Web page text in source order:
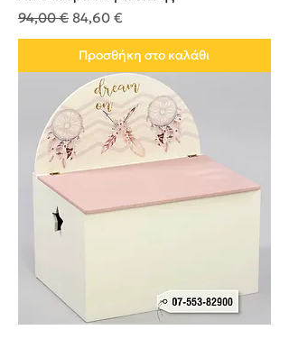
Κανονική τιμή
94,00 € Τιμή Έκπτωσης
84,60 €
Προσθήκη στο καλάθι